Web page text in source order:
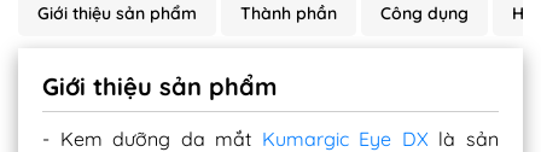
Giới thiệu sản phẩm Thành phần Công dụng
Giới thiệu sản phẩm
- Kem dưỡng da mắt Kumargic Eye DX là sản